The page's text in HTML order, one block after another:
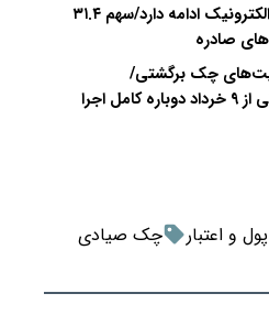
رشد استفاده از چک الکترونیک ادامه دارد/سهم ۳۱.۴
صادره
چک برگشتی/
محرومیت‌های قانونی از ۹ خرداد دوباره کامل اجرا
و اعتبار
چک صیادی